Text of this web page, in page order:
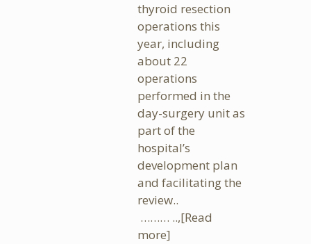
thyroid resection
operations this
year, including
about 22
operations
performed in the
day-surgery unit as
part of the
hospital’s
development plan
and facilitating the
review..
……… ..,[Read
more]